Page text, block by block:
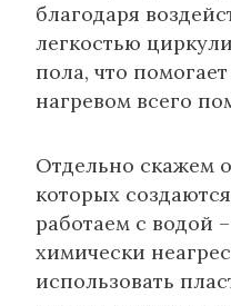
благодаря
легкостью
пола, что
нагревом всего
Отдельно скажем
которых
работаем с водой
химически
использовать